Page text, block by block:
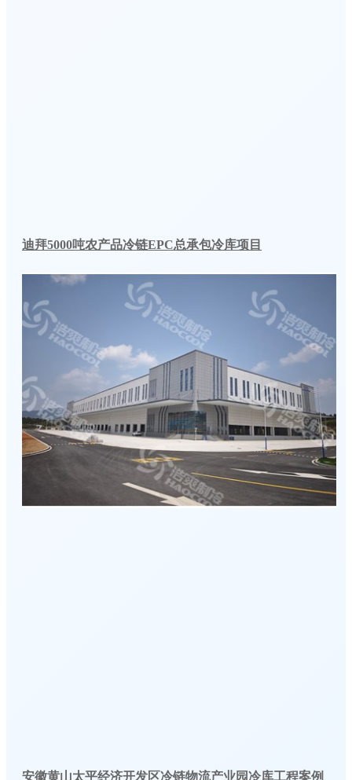
迪拜5000吨农产品冷链EPC总承包冷库项目
安徽黄山太平经济开发区冷链物流产业园冷库工程案例